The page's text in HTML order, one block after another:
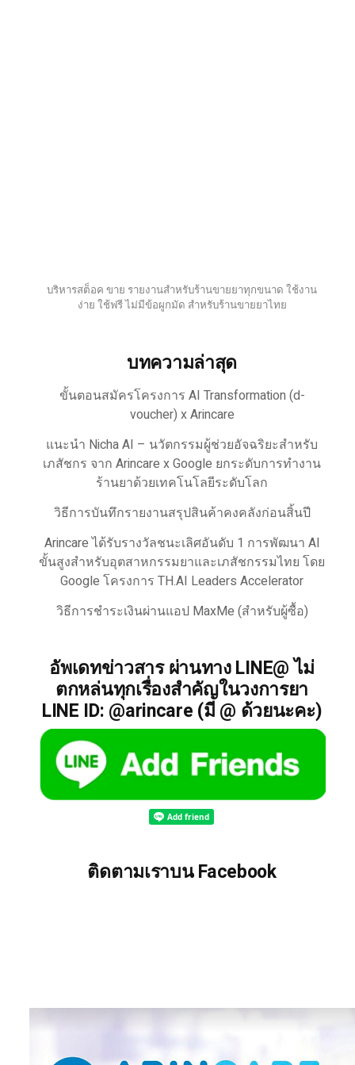
บริหารสต็อค ขาย รายงานสำหรับร้านขายยาทุกขนาด ใช้งาน
ง่าย ใช้ฟรี ไม่มีข้อผูกมัด สำหรับร้านขายยาไทย
บทความล่าสุด
ขั้นตอนสมัครโครงการ AI Transformation (d-
voucher) x Arincare
แนะนำ Nicha AI – นวัตกรรมผู้ช่วยอัจฉริยะสำหรับ
เภสัชกร จาก Arincare x Google ยกระดับการทำงาน
ร้านยาด้วยเทคโนโลยีระดับโลก
วิธีการบันทึกรายงานสรุปสินค้าคงคลังก่อนสิ้นปี
Arincare ได้รับรางวัลชนะเลิศอันดับ 1 การพัฒนา AI
ขั้นสูงสำหรับอุตสาหกรรมยาและเภสัชกรรมไทย โดย
Google โครงการ TH.AI Leaders Accelerator
วิธีการชำระเงินผ่านแอป MaxMe (สำหรับผู้ซื้อ)
อัพเดทข่าวสาร ผ่านทาง LINE@ ไม่
ตกหล่นทุกเรื่องสำคัญในวงการยา
LINE ID: @arincare (มี @ ด้วยนะคะ)
ติดตามเราบน Facebook